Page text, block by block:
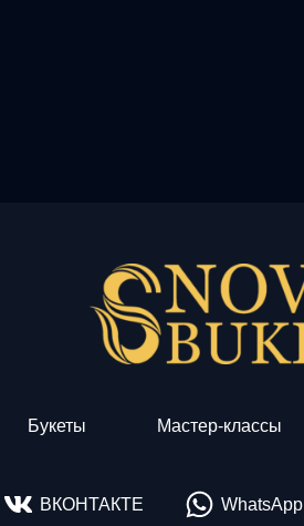
Букеты Мастер-классы
ВКОНТАКТЕ WhatsApp